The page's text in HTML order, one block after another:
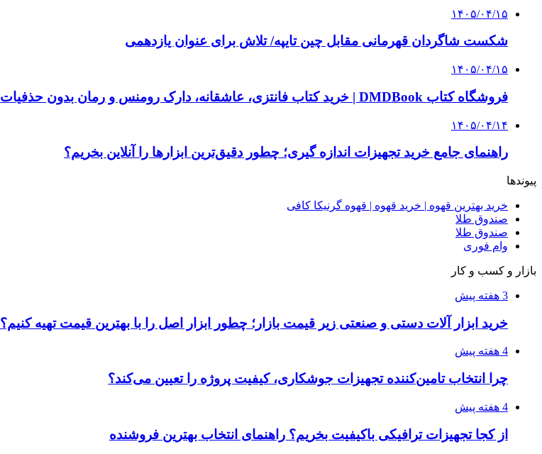
۱۴۰۵/۰۴/۱۵
شکست شاگردان قهرمانی مقابل چین تایپه/ تلاش برای عنوان یازدهمی
۱۴۰۵/۰۴/۱۵
فروشگاه کتاب DMDBook | خرید کتاب فانتزی، عاشقانه، دارک رومنس و رمان بدون حذفیات
۱۴۰۵/۰۴/۱۴
راهنمای جامع خرید تجهیزات اندازه گیری؛ چطور دقیق‌ترین ابزارها را آنلاین بخریم؟
پیوندها
خرید بهترین قهوه | خرید قهوه | قهوه گرنیکا کافی
صندوق طلا
صندوق طلا
وام فوری
بازار و کسب و کار
3 هفته پیش
خرید ابزار آلات دستی و صنعتی زیر قیمت بازار؛ چطور ابزار اصل را با بهترین قیمت تهیه کنیم؟
4 هفته پیش
چرا انتخاب تامین‌کننده تجهیزات جوشکاری، کیفیت پروژه را تعیین می‌کند؟
4 هفته پیش
از کجا تجهیزات ترافیکی باکیفیت بخریم؟ راهنمای انتخاب بهترین فروشنده